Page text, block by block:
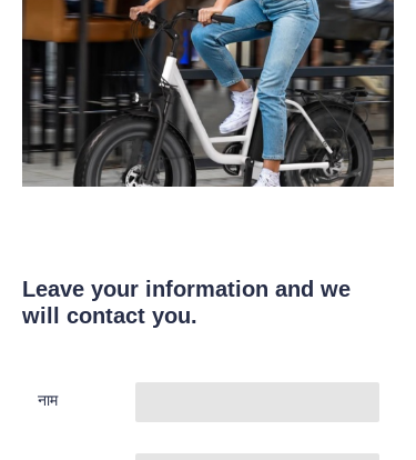
Leave your information and we
will contact you.
नाम